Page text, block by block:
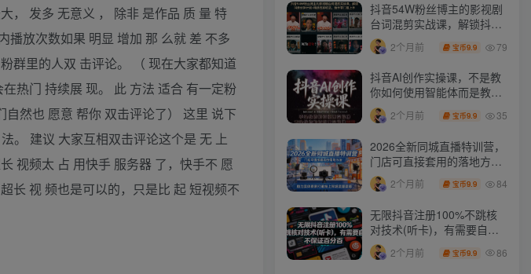
， 发多 无意义 ， 除非 是作品 质 量 特
播放次数如果 明显 增加 那 么就 差 不多
群里的人双 击评论。 （ 现在大家都知道
热门 持续展 现。 此 方法 适合 有一定粉
然也 愿意 帮你 双击评论了） 这里 说下
。 建议 大家互相双击评论这个是 无 上
视频太 占 用快手 服务器 了，快手不 愿
长 视 频也是可以的，只是比 起 短视频不
抖音54W粉丝博主的影视剧
台词混剪实战课，解锁抖音
伙伴计划+精选独家收益，
新手零门槛上手
2个月前 宝币9.9 79
抖音AI创作实操课，不是教
你如何使用智能体而是教你
如何利用智能体变现(更新5
月) 2个月前 宝币9.9 35
2026全新同城直播特训营，
门店可直接套用的落地方
法，助力实体商家打通线上
同城流量渠道
2个月前 宝币9.9 84
无限抖音注册100%不跳核
对技术(听卡)，有需要自
测，不保证百分百
2个月前 宝币9.9 86